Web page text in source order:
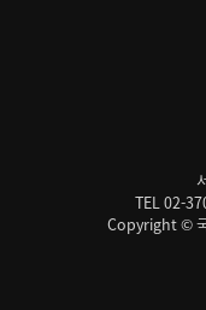
TEL 02-
Copyright ©